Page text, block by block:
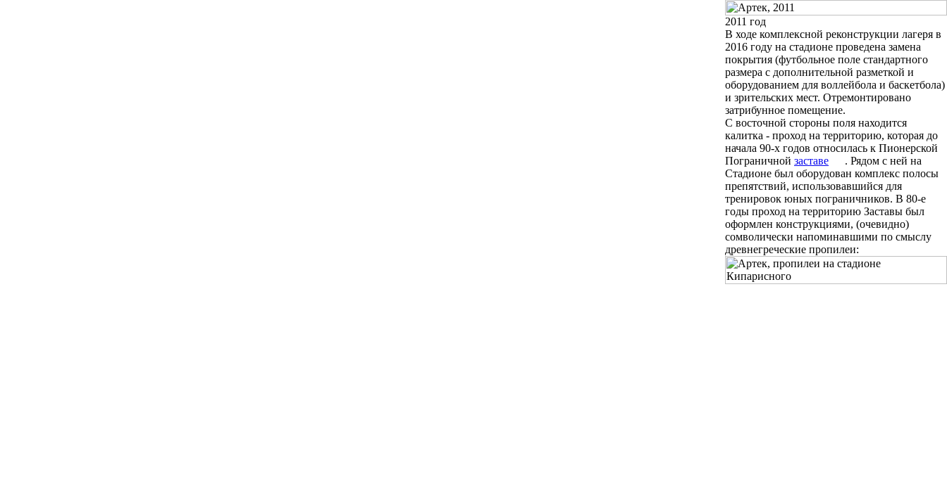
2011 год
В ходе комплексной реконструкции лагеря в
2016 году на стадионе проведена замена
покрытия (футбольное поле стандартного
размера с дополнительной разметкой и
оборудованием для воллейбола и баскетбола)
и зрительских мест. Отремонтировано
затрибунное помещение.
С восточной стороны поля находится
калитка - проход на территорию, которая до
начала 90-х годов относилась к Пионерской
Пограничной заставе
. Рядом с ней на
Стадионе был оборудован комплекс полосы
препятствий, использовавшийся для
тренировок юных пограничников. В 80-е
годы проход на территорию Заставы был
оформлен конструкциями, (очевидно)
сомволически напоминавшими по смыслу
древнегреческие пропилеи: